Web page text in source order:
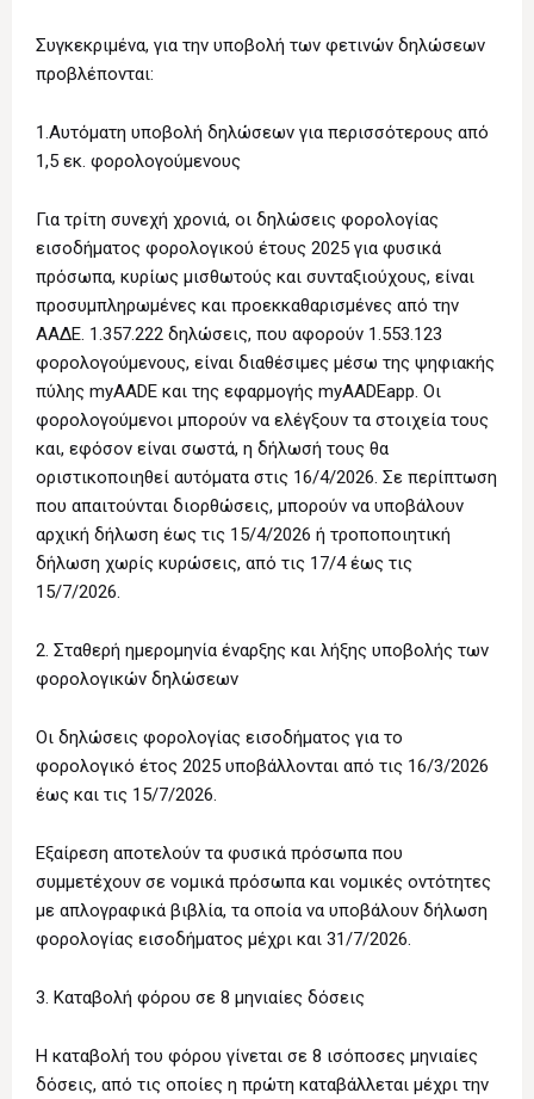
Συγκεκριμένα, για την υποβολή των φετινών δηλώσεων
προβλέπονται:
1.Αυτόματη υποβολή δηλώσεων για περισσότερους από
1,5 εκ. φορολογούμενους
Για τρίτη συνεχή χρονιά, οι δηλώσεις φορολογίας
εισοδήματος φορολογικού έτους 2025 για φυσικά
πρόσωπα, κυρίως μισθωτούς και συνταξιούχους, είναι
προσυμπληρωμένες και προεκκαθαρισμένες από την
ΑΑΔΕ. 1.357.222 δηλώσεις, που αφορούν 1.553.123
φορολογούμενους, είναι διαθέσιμες μέσω της ψηφιακής
πύλης myAADE και της εφαρμογής myAADEapp. Οι
φορολογούμενοι μπορούν να ελέγξουν τα στοιχεία τους
και, εφόσον είναι σωστά, η δήλωσή τους θα
οριστικοποιηθεί αυτόματα στις 16/4/2026. Σε περίπτωση
που απαιτούνται διορθώσεις, μπορούν να υποβάλουν
αρχική δήλωση έως τις 15/4/2026 ή τροποποιητική
δήλωση χωρίς κυρώσεις, από τις 17/4 έως τις
15/7/2026.
2. Σταθερή ημερομηνία έναρξης και λήξης υποβολής των
φορολογικών δηλώσεων
Οι δηλώσεις φορολογίας εισοδήματος για το
φορολογικό έτος 2025 υποβάλλονται από τις 16/3/2026
έως και τις 15/7/2026.
Εξαίρεση αποτελούν τα φυσικά πρόσωπα που
συμμετέχουν σε νομικά πρόσωπα και νομικές οντότητες
με απλογραφικά βιβλία, τα οποία να υποβάλουν δήλωση
φορολογίας εισοδήματος μέχρι και 31/7/2026.
3. Καταβολή φόρου σε 8 μηνιαίες δόσεις
Η καταβολή του φόρου γίνεται σε 8 ισόποσες μηνιαίες
δόσεις, από τις οποίες η πρώτη καταβάλλεται μέχρι την